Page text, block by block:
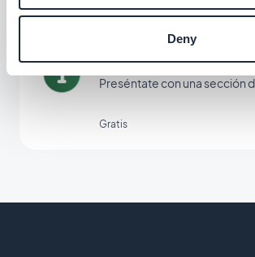
Deny
CMS Acerca de
Preséntate con una sección
Gratis